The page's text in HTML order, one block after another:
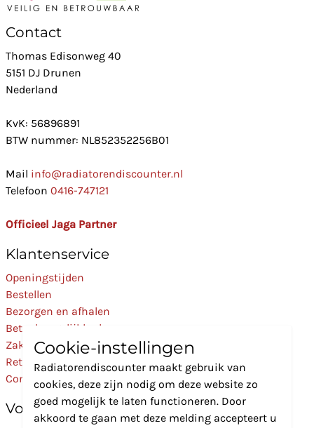
Contact
Thomas Edisonweg 40
5151 DJ Drunen
Nederland
KvK: 56896891
BTW nummer: NL852352256B01
Mail info@radiatorendiscounter.nl
Telefoon 0416-747121
Officieel Jaga Partner
Klantenservice
Openingstijden
Bestellen
Bezorgen en afhalen
Betaalmogelijkheden
Zakelijk
Retourneren
Contact
Volg Ons
Cookie-instellingen
Radiatorendiscounter maakt gebruik van
cookies, deze zijn nodig om deze website zo
goed mogelijk te laten functioneren. Door
akkoord te gaan met deze melding accepteert u